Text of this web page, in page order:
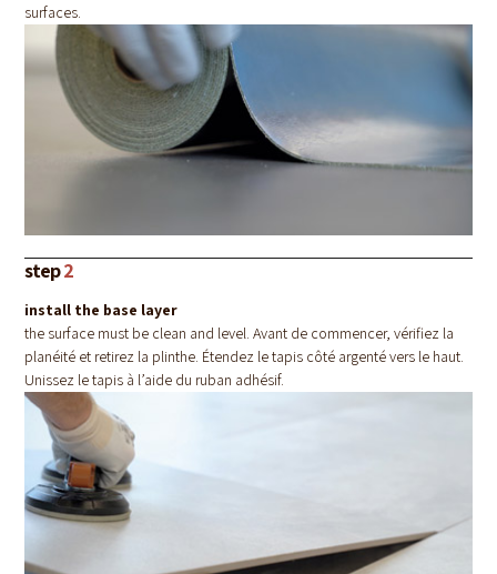
surfaces.
step2
install the base layer
the surface must be clean and level. Avant de commencer, vérifiez la
planéité et retirez la plinthe. Étendez le tapis côté argenté vers le haut.
Unissez le tapis à l’aide du ruban adhésif.